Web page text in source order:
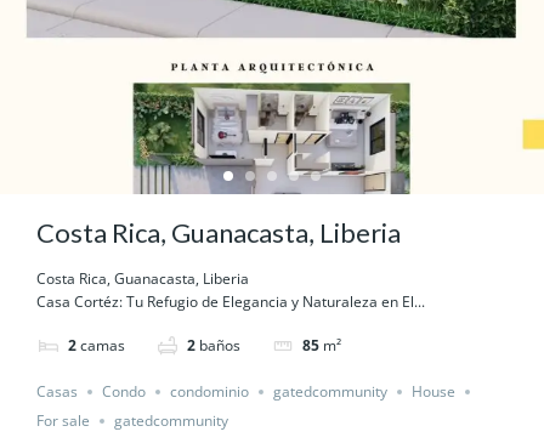
Costa Rica, Guanacasta, Liberia
Costa Rica, Guanacasta, Liberia
Casa Cortéz: Tu Refugio de Elegancia y Naturaleza en El...
2camas 2 baños 85 m²
Casas Condo condominio gatedcommunity
House
For sale
gatedcommunity